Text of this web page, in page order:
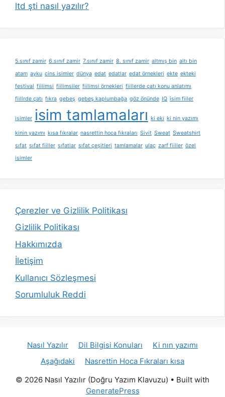
ltd şti nasıl yazılır?
5.sınıf zamir 6.sınıf zamir 7.sınıf zamir 8. sınıf zamir altmış bin altı bin
atam ayku cins isimler dünya edat edatlar edat örnekleri ekte ekteki
festival fiilimsi fiilimsiler fiilimsi örnekleri fiillerde çatı konu anlatımı
fiillrde çatı fıkra gebeş gebeş kaplumbağa göz önünde IQ isim fiiler
isimler isim tamlamaları ki eki ki nin yazımı
kinin yazımı kısa fıkralar nasrettin hoca fıkraları Sivit Sweat Sweatshirt
sıfat sıfat fiiller sıfatlar sıfat çeşitleri tamlamalar ulaç zarf fiiller özel
isimler
Çerezler ve Gizlilik Politikası
Gizlilik Politikası
Hakkımızda
İletişim
Kullanıcı Sözleşmesi
Sorumluluk Reddi
Nasıl Yazılır Dil Bilgisi Konuları
Ki nın yazımı
Aşağıdaki
Nasrettin Hoca Fıkraları kısa
© 2026 Nasıl Yazılır (Doğru Yazım Klavuzu) • Built with
GeneratePress